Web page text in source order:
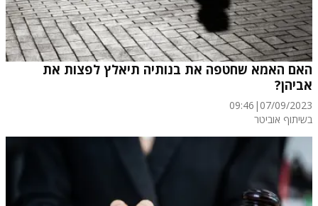
האם האמא שחטפה את בנותיה תיאלץ לפצות את
אביהן?
07/09/2023
|
09:46
בשיתוף אוביטר